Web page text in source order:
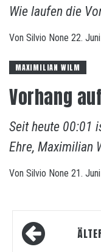
Wie laufen die
Von Silvio None 22.
MAXIMILIAN WILM
Vorhang
Seit heute 00:01
Ehre, Maximilian
Von Silvio None 21.